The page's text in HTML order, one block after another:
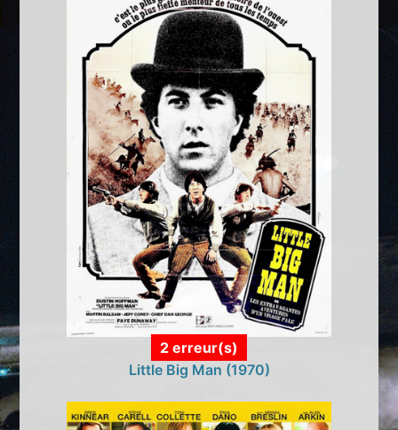
2 erreur(s)
Little Big Man (1970)